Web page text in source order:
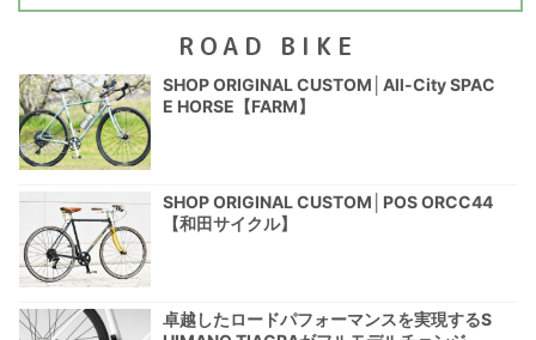
ROAD BIKE
SHOP ORIGINAL CUSTOM│All-City SPAC
E HORSE【FARM】
SHOP ORIGINAL CUSTOM│POS ORCC44
【和田サイクル】
卓越したロードパフォーマンスを実現するS